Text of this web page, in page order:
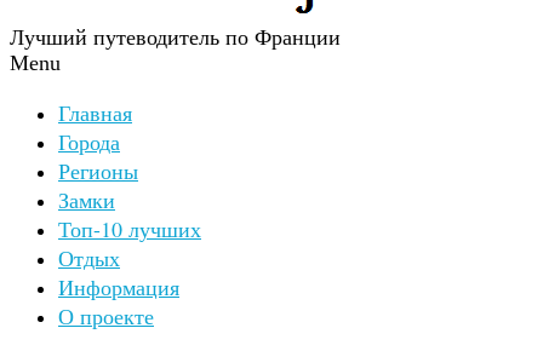
Лучший путеводитель по Франции
Menu
Главная
Города
Регионы
Замки
Топ-10 лучших
Отдых
Информация
О проекте